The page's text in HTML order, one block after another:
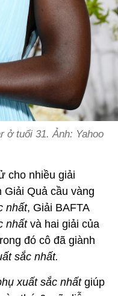
ở tuổi 31. Ảnh: Yahoo
cho nhiều giải
Quả cầu vàng
nhất, Giải BAFTA
nhấtvà hai giải của
đó cô đã giành
sắc nhất.
xuất sắc nhấtgiúp